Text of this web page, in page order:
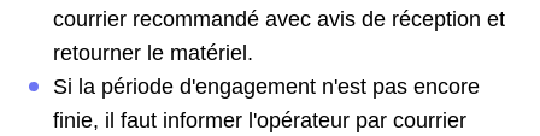
courrier recommandé avec avis de réception et
retourner le matériel.
Si la période d'engagement n'est pas encore
finie, il faut informer l'opérateur par courrier